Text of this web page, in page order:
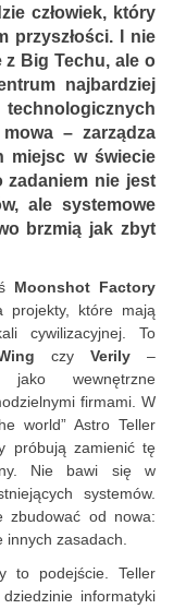
człowiek, który
przyszłości. I nie
Big Techu, ale o
najbardziej
– zarządza
miejsc w świecie
zadaniem nie jest
ale systemowe
brzmią jak zbyt
Moonshot Factory
projekty, które mają
cywilizacyjnej. To
czyVerily –
jako wewnętrzne
firmami. W
world” Astro Teller
próbują zamienić tę
Nie bawi się w
systemów.
od nowa:
innych zasadach.
to podejście. Teller
dziedzinie informatyki